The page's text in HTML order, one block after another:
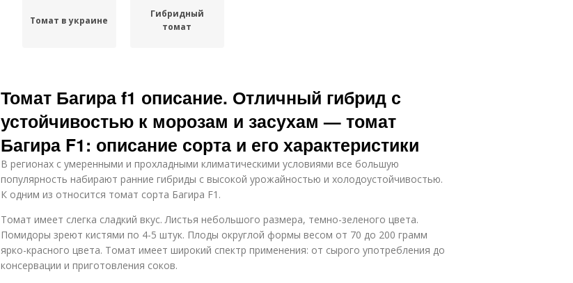
Томат в украине
Гибридный
томат
Томат Багира f1 описание. Отличный гибрид с
устойчивостью к морозам и засухам — томат
Багира F1: описание сорта и его характеристики
В регионах с умеренными и прохладными климатическими условиями все большую
популярность набирают ранние гибриды с высокой урожайностью и холодоустойчивостью.
К одним из относится томат сорта Багира F1.
Томат имеет слегка сладкий вкус. Листья небольшого размера, темно-зеленого цвета.
Помидоры зреют кистями по 4-5 штук. Плоды округлой формы весом от 70 до 200 грамм
ярко-красного цвета. Томат имеет широкий спектр применения: от сырого употребления до
консервации и приготовления соков.